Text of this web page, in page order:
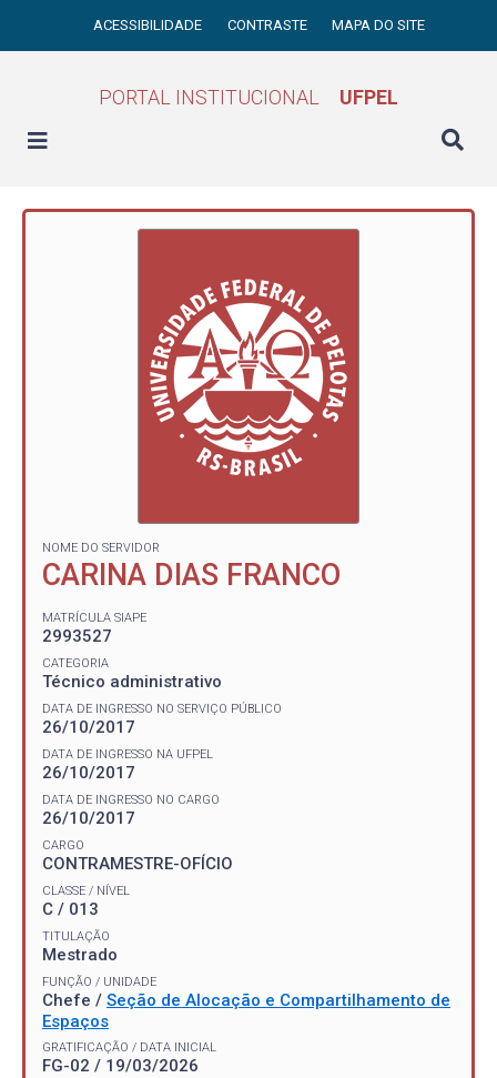
ACESSIBILIDADE CONTRASTE MAPA DO SITE
PORTAL INSTITUCIONAL UFPEL
NOME DO SERVIDOR
CARINA DIAS FRANCO
MATRÍCULA SIAPE
2993527
CATEGORIA
Técnico administrativo
DATA DE INGRESSO NO SERVIÇO PÚBLICO
26/10/2017
DATA DE INGRESSO NA UFPEL
26/10/2017
DATA DE INGRESSO NO CARGO
26/10/2017
CARGO
CONTRAMESTRE-OFÍCIO
CLASSE / NÍVEL
C / 013
TITULAÇÃO
Mestrado
FUNÇÃO / UNIDADE
Chefe / Seção de Alocação e Compartilhamento de
Espaços
GRATIFICAÇÃO / DATA INICIAL
FG-02 / 19/03/2026